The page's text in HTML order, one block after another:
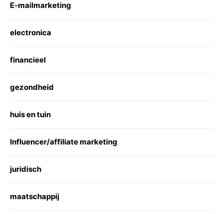
E-mailmarketing
electronica
financieel
gezondheid
huis en tuin
Influencer/affiliate marketing
juridisch
maatschappij